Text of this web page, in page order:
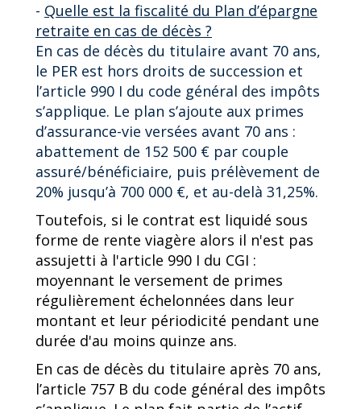
- Quelle est la fiscalité du Plan d’épargne
retraite en cas de décès ?
En cas de décès du titulaire avant 70 ans,
le PER est hors droits de succession et
l’article 990 I du code général des impôts
s’applique. Le plan s’ajoute aux primes
d’assurance-vie versées avant 70 ans :
abattement de 152 500 € par couple
assuré/bénéficiaire, puis prélèvement de
20% jusqu’à 700 000 €, et au-delà 31,25%.
Toutefois, si le contrat est liquidé sous
forme de rente viagère alors il n'est pas
assujetti à l'article 990 I du CGI :
moyennant le versement de primes
régulièrement échelonnées dans leur
montant et leur périodicité pendant une
durée d'au moins quinze ans.
En cas de décès du titulaire après 70 ans,
l’article 757 B du code général des impôts